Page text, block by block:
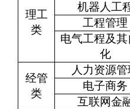
理工
类
机器人工
工程管理
电气工程及其
化
经管
类
人力资源管
电子商务
互联网金